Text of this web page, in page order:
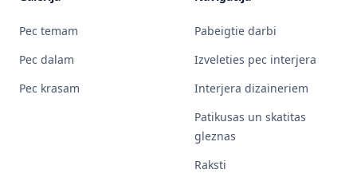
Pec temam
Pec dalam
Pec krasam
Pabeigtie darbi
Izveleties pec interjera
Interjera dizaineriem
Patikusas un skatitas
gleznas
Raksti